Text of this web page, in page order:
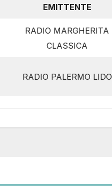
EMITTENTE
RADIO MARGHERITA
CLASSICA
RADIO PALERMO LIDO